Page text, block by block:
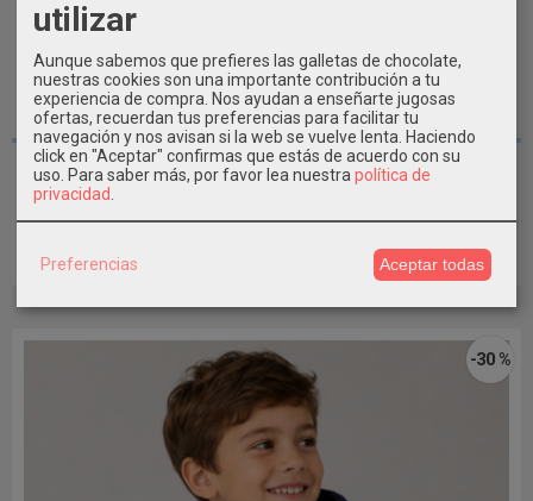
12 AÑOS / 152CM
Chaquetón Abrigo chico combinado...
-30 %
utilizar
Aunque sabemos que prefieres las galletas de chocolate,
nuestras cookies son una importante contribución a tu
experiencia de compra. Nos ayudan a enseñarte jugosas
ofertas, recuerdan tus preferencias para facilitar tu
navegación y nos avisan si la web se vuelve lenta. Haciendo
click en "Aceptar" confirmas que estás de acuerdo con su
uso. Para saber más, por favor lea nuestra política de
privacidad
Preferencias Aceptar todas